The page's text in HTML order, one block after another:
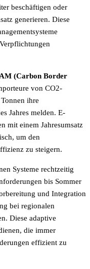
beschäftigen oder
generieren. Diese
(Carbon Border
von CO2-
ihre
Jahres melden. E-
mit einem Jahresumsatz
um den
zu steigern.
Systeme rechtzeitig
bis Sommer
und Integration
bei regionalen
Diese adaptive
die immer
effizient zu